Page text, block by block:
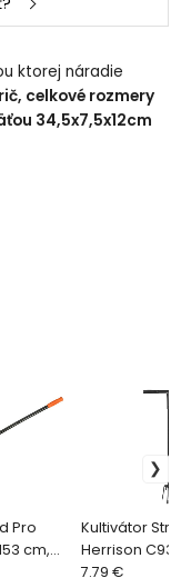
ktorej náradie
celkové rozmery
34,5x7,5x12cm
Pro
cm,
Kultivátor
Herrison
skladateľný,
7.79 €